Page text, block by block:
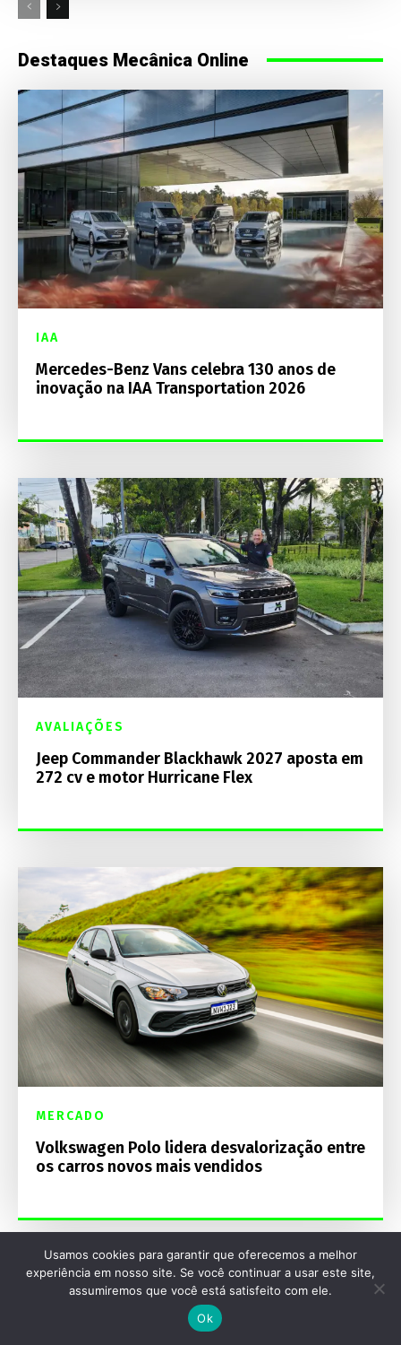
Destaques Mecânica Online
IAA
Mercedes-Benz Vans celebra 130 anos de
inovação na IAA Transportation 2026
AVALIAÇÕES
Jeep Commander Blackhawk 2027 aposta em
272 cv e motor Hurricane Flex
MERCADO
Volkswagen Polo lidera desvalorização entre
os carros novos mais vendidos
Usamos cookies para garantir que oferecemos a melhor
experiência em nosso site. Se você continuar a usar este site,
assumiremos que você está satisfeito com ele.
Ok